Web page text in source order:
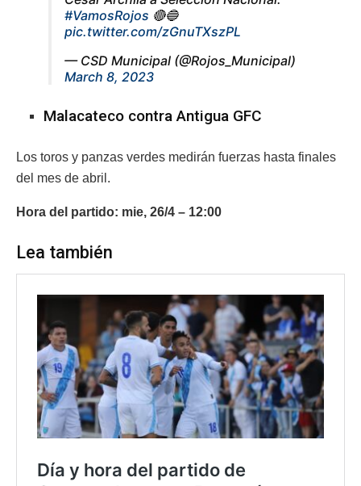
#VamosRojos 🔴🔵
pic.twitter.com/zGnuTXszPL
— CSD Municipal (@Rojos_Municipal)
March 8, 2023
Malacateco contra Antigua GFC
Los toros y panzas verdes medirán fuerzas hasta finales
del mes de abril.
Hora del partido: mie, 26/4 – 12:00
Lea también